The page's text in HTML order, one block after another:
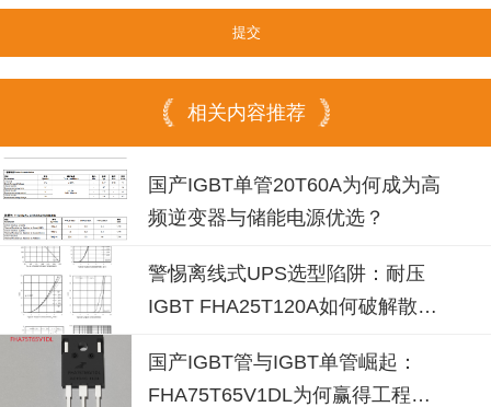
相关内容推荐
国产IGBT单管20T60A为何成为高
频逆变器与储能电源优选？
警惕离线式UPS选型陷阱：耐压
IGBT FHA25T120A如何破解散热
国产IGBT管与IGBT单管崛起：
FHA75T65V1DL为何赢得工程师